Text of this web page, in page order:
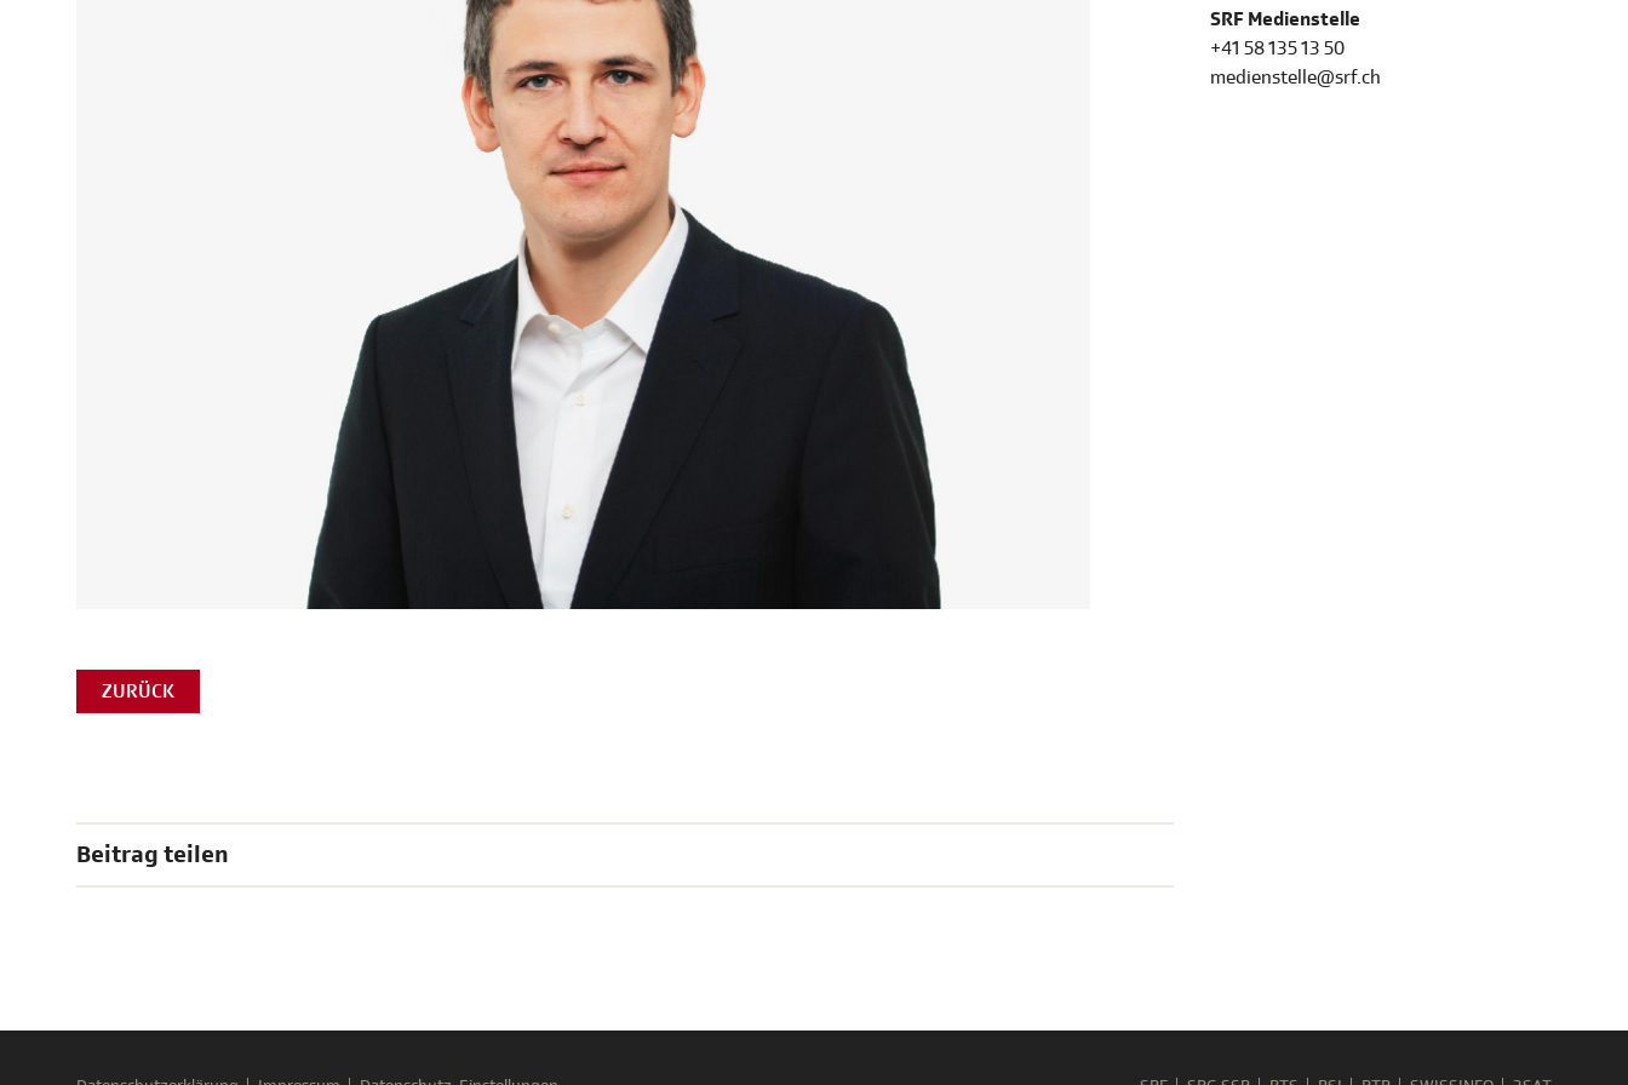
ZURÜCK
Beitrag teilen
SRF Medienstelle
+41 58 135 13 50
medienstelle@srf.ch